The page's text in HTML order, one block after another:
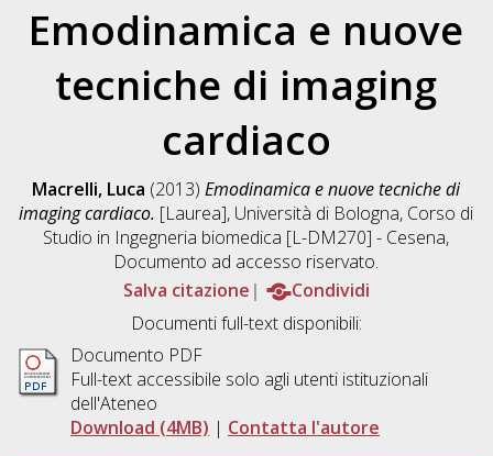
Emodinamica e nuove
tecniche di imaging
cardiaco
Macrelli, Luca (2013)Emodinamica e nuove tecniche di
imaging cardiaco. [Laurea], Università di Bologna, Corso di
Studio in Ingegneria biomedica [L-DM270] - Cesena,
Documento ad accesso riservato.
Salva citazione
Condividi
Documenti full-text disponibili:
Documento PDF
Full-text accessibile solo agli utenti istituzionali
dell'Ateneo
Download (4MB) | Contatta l'autore